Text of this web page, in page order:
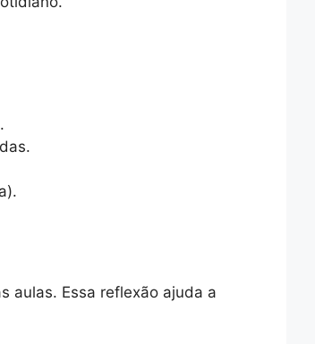
aulas. Essa reflexão ajuda a